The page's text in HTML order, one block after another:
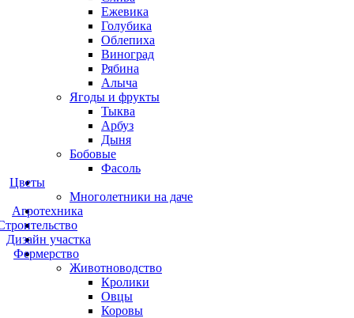
Ежевика
Голубика
Облепиха
Виноград
Рябина
Алыча
Ягоды и фрукты
Тыква
Арбуз
Дыня
Бобовые
Фасоль
Цветы
Многолетники на даче
Агротехника
Дизайн участка
Фермерство
Животноводство
Кролики
Овцы
Коровы